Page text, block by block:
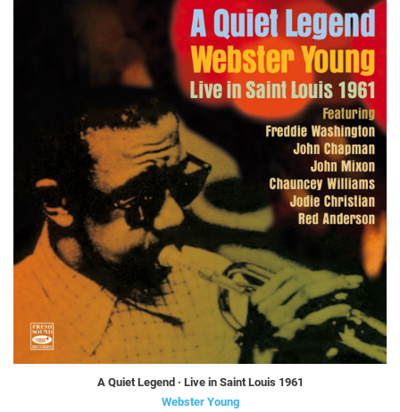
A Quiet Legend · Live in Saint Louis 1961
Webster Young